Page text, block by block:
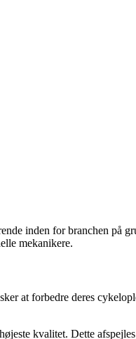
inden for branchen på
mekanikere.
at forbedre deres
kvalitet. Dette